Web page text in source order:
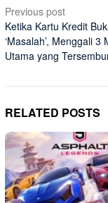
Post
navigation
Previous post
Ketika Kartu Kredit
‘Masalah’, Menggali 3
Utama yang
RELATED POSTS